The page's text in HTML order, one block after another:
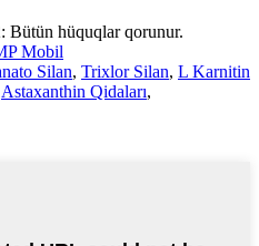
Bütün hüquqlar qorunur.
Mobil
Silan, Trixlor Silan, L Karnitin
Astaxanthin Qidaları,